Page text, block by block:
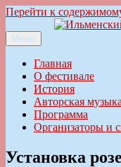
Перейти к
Ильменский фестиваль
Меню
Главная
О фестивале
История
Авторская музыка
Программа
Организаторы и
Установка